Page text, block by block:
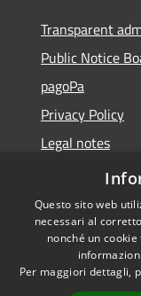
Transparent
Public Notice
pagoPa
Privacy Policy
Legal notes
Accessibility
Accessibility
Questo sito web
necessari al
nonché un
Per maggiori dettagli,